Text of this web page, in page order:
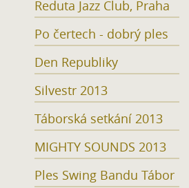
Reduta Jazz Club, Praha
Po čertech - dobrý ples
Den Republiky
Silvestr 2013
Táborská setkání 2013
MIGHTY SOUNDS 2013
Ples Swing Bandu Tábor